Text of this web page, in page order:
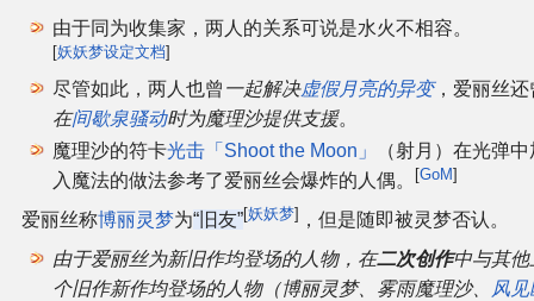
由于同为收集家，两人的关系可说是水火不相容。
[妖妖梦设定文档]
尽管如此，两人也曾 一起解决虚假月亮的异变，爱丽丝还
在间歇泉骚动时为魔理沙提供支援。
魔理沙的符卡光击「Shoot the Moon」
（射月）在光弹中
入魔法的做法参考了爱丽丝会爆炸的人偶。
[GoM]
爱丽丝称博丽灵梦为“旧友”[妖妖梦] ，但是随即被灵梦否认。
由于爱丽丝为新旧作均登场的人物，在二次创作中与其他
个旧作新作均登场的人物（博丽灵梦、雾雨魔理沙、
风见